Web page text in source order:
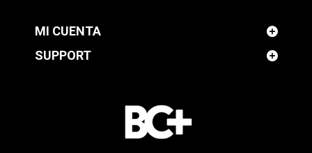
MI CUENTA
SUPPORT